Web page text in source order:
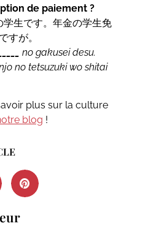
de paiement ?
学生です。年金の学生免
すが。
no gakusei desu.
no tetsuzuki wo shitai
plus sur la culture
blog !